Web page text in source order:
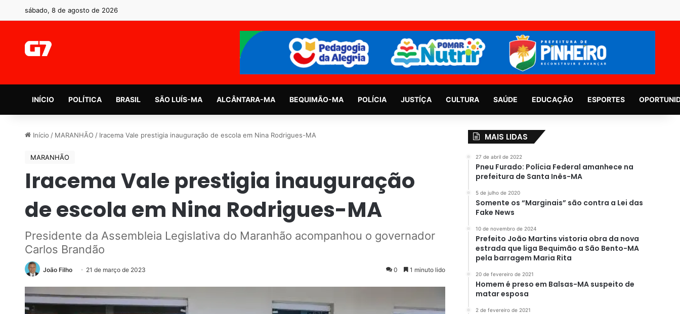
sábado, 8 de agosto de 2026
INÍCIO POLÍTICA BRASIL SÃO LUÍS-MA ALCÂNTARA-MA BEQUIMÃO-MA POLÍCIA JUSTÍÇA CULTURA SAÚDE EDUCAÇÃO ESPORTES
Início / MARANHÃO / Iracema Vale prestigia inauguração de escola em Nina Rodrigues-MA
MARANHÃO
Iracema Vale prestigia inauguração
de escola em Nina Rodrigues-MA
Presidente da Assembleia Legislativa do Maranhão acompanhou o governador
Carlos Brandão
João Filho 21 de março de 2023 0 1 minuto lido
MAIS LIDAS
27 de abril de 2022
Pneu Furado: Polícia Federal amanhece na
prefeitura de Santa Inês-MA
5 de julho de 2020
Somente os “Marginais” são contra a Lei das
Fake News
10 de novembro de 2024
Prefeito João Martins vistoria obra da nova
estrada que liga Bequimão a São Bento-MA
pela barragem Maria Rita
20 de fevereiro de 2021
Homem é preso em Balsas-MA suspeito de
matar esposa
2 de fevereiro de 2021